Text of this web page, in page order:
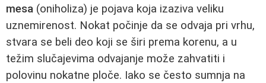
mesa (oniholiza) je pojava koja izaziva veliku
uznemirenost. Nokat počinje da se odvaja pri vrhu,
stvara se beli deo koji se širi prema korenu, a u
težim slučajevima odvajanje može zahvatiti i
polovinu nokatne ploče. Iako se često sumnja na